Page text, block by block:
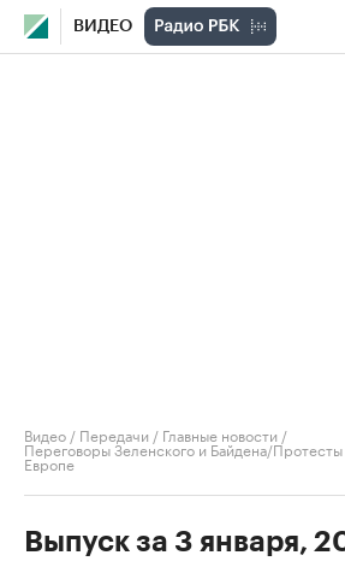
ВИДЕО
Видео / Передачи / Главные новости /
Переговоры Зеленского и Байдена/
Европе
Выпуск за 3 января,